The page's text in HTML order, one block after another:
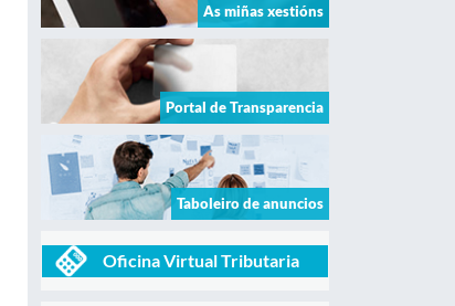
As miñas xestións
Portal de Transparencia
Taboleiro de anuncios
Oficina Virtual Tributaria